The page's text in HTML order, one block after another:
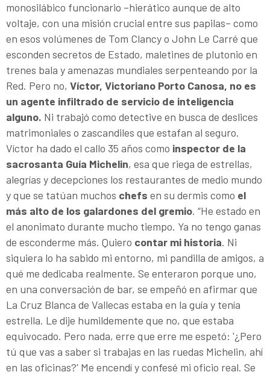
monosilábico funcionario –hierático aunque de alto
voltaje, con una misión crucial entre sus papilas– como
en esos volúmenes de Tom Clancy o John Le Carré que
esconden secretos de Estado, maletines de plutonio en
trenes bala y amenazas mundiales serpenteando por la
Red. Pero no, Víctor, Victoriano Porto Canosa, no es
un agente infiltrado de servicio de inteligencia
alguno. Ni trabajó como detective en busca de deslices
matrimoniales o zascandiles que estafan al seguro.
Víctor ha dado el callo 35 años como inspector de la
sacrosanta Guía Michelin, esa que riega de estrellas,
alegrías y decepciones los restaurantes de medio mundo
y que se tatúan muchos chefs en su dermis como el
más alto de los galardones del gremio. “He estado en
el anonimato durante mucho tiempo. Ya no tengo ganas
de esconderme más. Quiero contar mi historia. Ni
siquiera lo ha sabido mi entorno, mi pandilla de amigos, a
qué me dedicaba realmente. Se enteraron porque uno,
en una conversación de bar, se empeñó en afirmar que
La Cruz Blanca de Vallecas estaba en la guía y tenía
estrella. Le dije humildemente que no, que estaba
equivocado. Pero nada, erre que erre me espetó: '¿Pero
tú que vas a saber si trabajas en las ruedas Michelin, ahí
en las oficinas?' Me encendí y confesé mi oficio real. Se